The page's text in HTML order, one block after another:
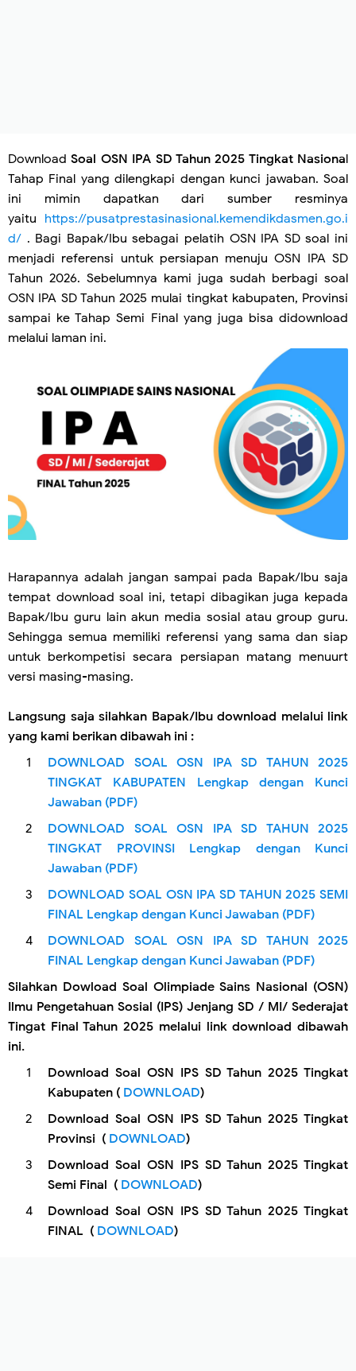
DownloadSoal OSN IPA SD Tahun 2025 Tingkat Nasional
Tahap Final yang dilengkapi dengan kunci jawaban. Soal
ini mimin dapatkan dari sumber resminya
yaitu https://pusatprestasinasional.kemendikdasmen.go.i
d/ . Bagi Bapak/Ibu sebagai pelatih OSN IPA SD soal ini
menjadi referensi untuk persiapan menuju OSN IPA SD
Tahun 2026. Sebelumnya kami juga sudah berbagi soal
OSN IPA SD Tahun 2025 mulai tingkat kabupaten, Provinsi
sampai ke Tahap Semi Final yang juga bisa didownload
melalui laman ini.
Harapannya adalah jangan sampai pada Bapak/Ibu saja
tempat download soal ini, tetapi dibagikan juga kepada
Bapak/Ibu guru lain akun media sosial atau group guru.
Sehingga semua memiliki referensi yang sama dan siap
untuk berkompetisi secara persiapan matang menuurt
versi masing-masing.
Langsung saja silahkan Bapak/Ibu download melalui link
yang kami berikan dibawah ini :
DOWNLOAD SOAL OSN IPA SD TAHUN 2025
TINGKAT KABUPATEN Lengkap dengan Kunci
Jawaban (PDF)
DOWNLOAD SOAL OSN IPA SD TAHUN 2025
TINGKAT PROVINSI Lengkap dengan Kunci
Jawaban (PDF)
DOWNLOAD SOAL OSN IPA SD TAHUN 2025 SEMI
FINAL Lengkap dengan Kunci Jawaban (PDF)
DOWNLOAD SOAL OSN IPA SD TAHUN 2025
FINAL Lengkap dengan Kunci Jawaban (PDF)
Silahkan Dowload Soal Olimpiade Sains Nasional (OSN)
Ilmu Pengetahuan Sosial (IPS) Jenjang SD / MI/ Sederajat
Tingat Final Tahun 2025 melalui link download dibawah
ini.
Download Soal OSN IPS SD Tahun 2025 Tingkat
Kabupaten ( DOWNLOAD)
Download Soal OSN IPS SD Tahun 2025 Tingkat
Provinsi ( DOWNLOAD)
Download Soal OSN IPS SD Tahun 2025 Tingkat
Semi Final ( DOWNLOAD)
Download Soal OSN IPS SD Tahun 2025 Tingkat
FINAL ( DOWNLOAD)